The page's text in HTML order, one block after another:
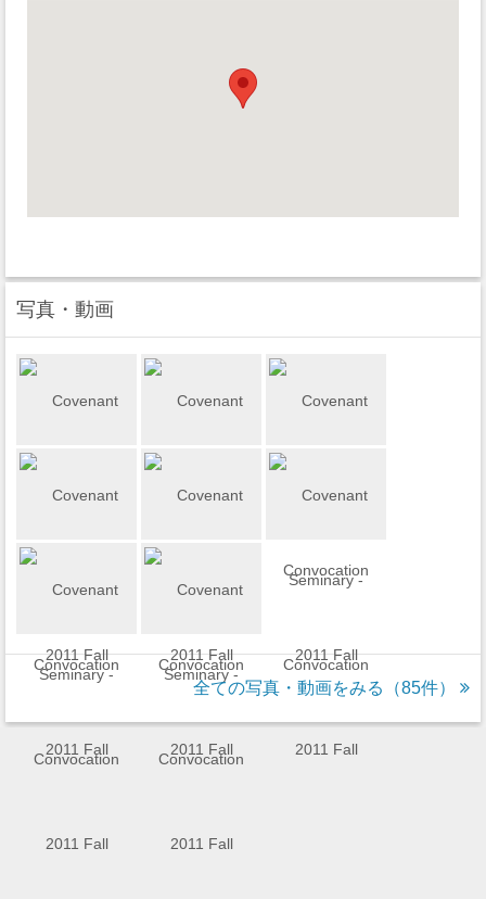
写真・動画
全ての写真・動画をみる（85件）